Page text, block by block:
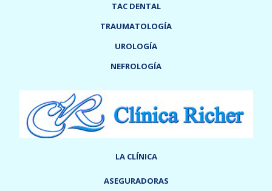
TAC DENTAL
TRAUMATOLOGÍA
UROLOGÍA
NEFROLOGÍA
LA CLÍNICA
ASEGURADORAS